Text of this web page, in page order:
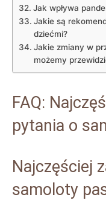
Jak wpływa
Jakie są
dziećmi?
Jakie zmiany w
możemy
FAQ:
pytania o
Najczęściej
samoloty